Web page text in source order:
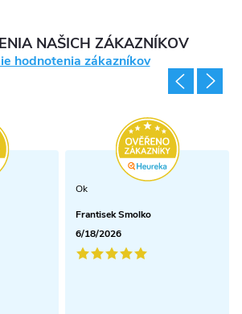
NAŠICH ZÁKAZNÍKOV
hodnotenia zákazníkov
Ok
Frantisek Smolko
6/18/2026